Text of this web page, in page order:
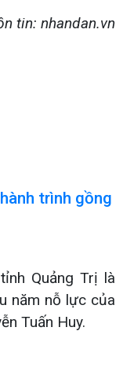
tin: nhandan.vn
trình gồng
Quảng Trị là
năm nỗ lực của
Tuấn Huy.